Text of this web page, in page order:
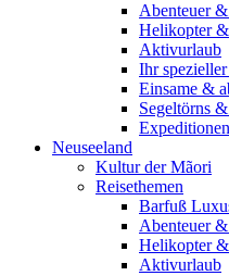
Abenteuer
Helikopter
Aktivurlaub
Ihr
Einsame &
Segeltörns
Neuseeland
Kultur der Mãori
Reisethemen
Barfuß
Abenteuer
Helikopter
Aktivurlaub